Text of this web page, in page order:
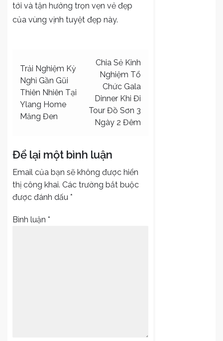
tới và tận hưởng trọn vẹn vẻ đẹp
của vùng vịnh tuyệt đẹp này.
Điều
hướng
bài
viết
Trải Nghiệm Kỳ
Nghỉ Gần Gũi
Thiên Nhiên Tại
Ylang Home
Măng Đen
Chia Sẻ Kinh
Nghiệm Tổ
Chức Gala
Dinner Khi Đi
Tour Đồ Sơn 3
Ngày 2 Đêm
Để lại một bình luận
Email của bạn sẽ không được hiển
thị công khai. Các trường bắt buộc
được đánh dấu *
Bình luận *